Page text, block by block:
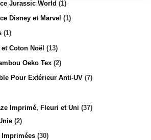
Jurassic World
1
Disney et Marvel
1
1
Coton Noël
13
Oeko Tex 2
Pour Extérieur Anti-UV 7
Imprimé, Fleuri et Uni 37
2
Imprimées 30